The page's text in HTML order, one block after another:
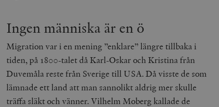
Ingen människa är en ö
Migration var i en mening ”enklare” längre tillbaka i
tiden, på 1800-talet då Karl-Oskar och Kristina från
Duvemåla reste från Sverige till USA. Då visste de som
lämnade ett land att man sannolikt aldrig mer skulle
träffa släkt och vänner. Vilhelm Moberg kallade de